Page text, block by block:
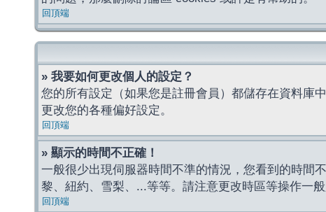
回頂端
» 我要如何更改個人的設定？
您的所有設定（如果您是註冊會員）都儲存在資料庫
更改您的各種偏好設定。
回頂端
» 顯示的時間不正確！
一般很少出現伺服器時間不準的情況，您看到的時間
黎、紐約、雪梨、...等等。請注意更改時區等操作一
回頂端